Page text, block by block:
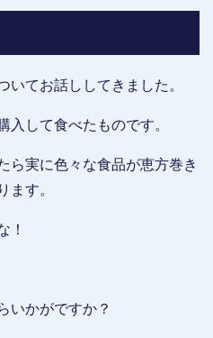
いてお話ししてきました。
入して食べたものです。
ら実に色々な食品が恵方巻き
ます。
！
いかがですか？